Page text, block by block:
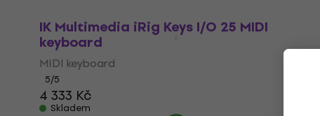
IK Multimedia iRig Keys I/O 25 MIDI
keyboard
MIDI keyboard
5/5
4 333 Kč
Skladem